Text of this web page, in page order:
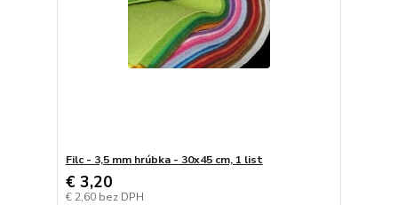
Filc - 3,5 mm hrúbka - 30x45 cm, 1 list
€ 3,20
€ 2,60 bez DPH